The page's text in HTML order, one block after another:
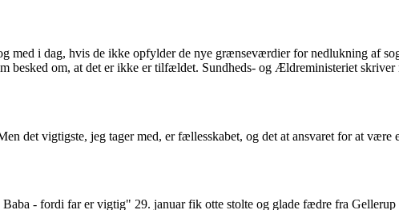
med i dag, hvis de ikke opfylder de nye grænseværdier for nedlukning af
om, at det er ikke er tilfældet. Sundheds- og Ældreministeriet skriver
det vigtigste, jeg tager med, er fælles­skabet, og det at ansvaret for at være
- fordi far er vigtig" 29. januar fik otte stolte og glade fædre fra